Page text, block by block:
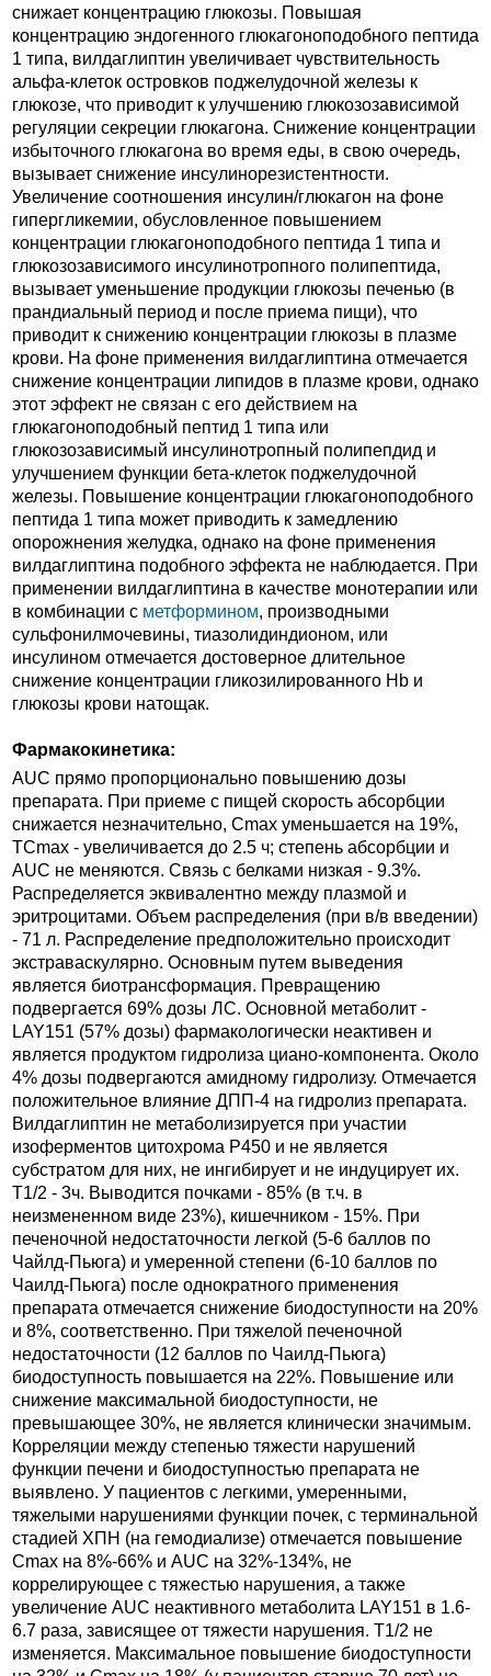
снижает концентрацию глюкозы. Повышая
концентрацию эндогенного глюкагоноподобного пептида
1 типа, вилдаглиптин увеличивает чувствительность
альфа-клеток островков поджелудочной железы к
глюкозе, что приводит к улучшению глюкозозависимой
регуляции секреции глюкагона. Снижение концентрации
избыточного глюкагона во время еды, в свою очередь,
вызывает снижение инсулинорезистентности.
Увеличение соотношения инсулин/глюкагон на фоне
гипергликемии, обусловленное повышением
концентрации глюкагоноподобного пептида 1 типа и
глюкозозависимого инсулинотропного полипептида,
вызывает уменьшение продукции глюкозы печенью (в
прандиальный период и после приема пищи), что
приводит к снижению концентрации глюкозы в плазме
крови. На фоне применения вилдаглиптина отмечается
снижение концентрации липидов в плазме крови, однако
этот эффект не связан с его действием на
глюкагоноподобный пептид 1 типа или
глюкозозависимый инсулинотропный полипепдид и
улучшением функции бета-клеток поджелудочной
железы. Повышение концентрации глюкагоноподобного
пептида 1 типа может приводить к замедлению
опорожнения желудка, однако на фоне применения
вилдаглиптина подобного эффекта не наблюдается. При
применении вилдаглиптина в качестве монотерапии или
в комбинации с метформином, производными
сульфонилмочевины, тиазолидиндионом, или
инсулином отмечается достоверное длительное
снижение концентрации гликозилированного Hb и
глюкозы крови натощак.
Фармакокинетика:
AUC прямо пропорционально повышению дозы
препарата. При приеме с пищей скорость абсорбции
снижается незначительно, Cmax уменьшается на 19%,
TCmax - увеличивается до 2.5 ч; степень абсорбции и
AUC не меняются. Связь с белками низкая - 9.3%.
Распределяется эквивалентно между плазмой и
эритроцитами. Объем распределения (при в/в введении)
- 71 л. Распределение предположительно происходит
экстраваскулярно. Основным путем выведения
является биотрансформация. Превращению
подвергается 69% дозы ЛС. Основной метаболит -
LAY151 (57% дозы) фармакологически неактивен и
является продуктом гидролиза циано-компонента. Около
4% дозы подвергаются амидному гидролизу. Отмечается
положительное влияние ДПП-4 на гидролиз препарата.
Вилдаглиптин не метаболизируется при участии
изоферментов цитохрома P450 и не является
субстратом для них, не ингибирует и не индуцирует их.
T1/2 - 3ч. Выводится почками - 85% (в т.ч. в
неизмененном виде 23%), кишечником - 15%. При
печеночной недостаточности легкой (5-6 баллов по
Чайлд-Пьюга) и умеренной степени (6-10 баллов по
Чаилд-Пьюга) после однократного применения
препарата отмечается снижение биодоступности на 20%
и 8%, соответственно. При тяжелой печеночной
недостаточности (12 баллов по Чаилд-Пьюга)
биодоступность повышается на 22%. Повышение или
снижение максимальной биодоступности, не
превышающее 30%, не является клинически значимым.
Корреляции между степенью тяжести нарушений
функции печени и биодоступностью препарата не
выявлено. У пациентов с легкими, умеренными,
тяжелыми нарушениями функции почек, с терминальной
стадией ХПН (на гемодиализе) отмечается повышение
Сmax на 8%-66% и AUC на 32%-134%, не
коррелирующее с тяжестью нарушения, а также
увеличение AUC неактивного метаболита LAY151 в 1.6-
6.7 раза, зависящее от тяжести нарушения. T1/2 не
изменяется. Максимальное повышение биодоступности